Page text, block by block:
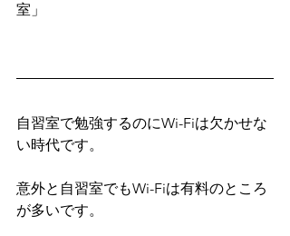
室」
自習室で勉強するのにWi-Fiは欠かせな
い時代です。
意外と自習室でもWi-Fiは有料のところ
が多いです。